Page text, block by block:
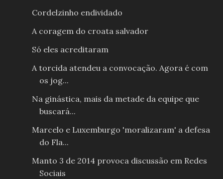
Cordelzinho endividado
A coragem do croata salvador
Só eles acreditaram
A torcida atendeu a convocação. Agora é com
os jog...
Na ginástica, mais da metade da equipe que
buscará...
Marcelo e Luxemburgo 'moralizaram' a defesa
do Fla...
Manto 3 de 2014 provoca discussão em Redes
Sociais